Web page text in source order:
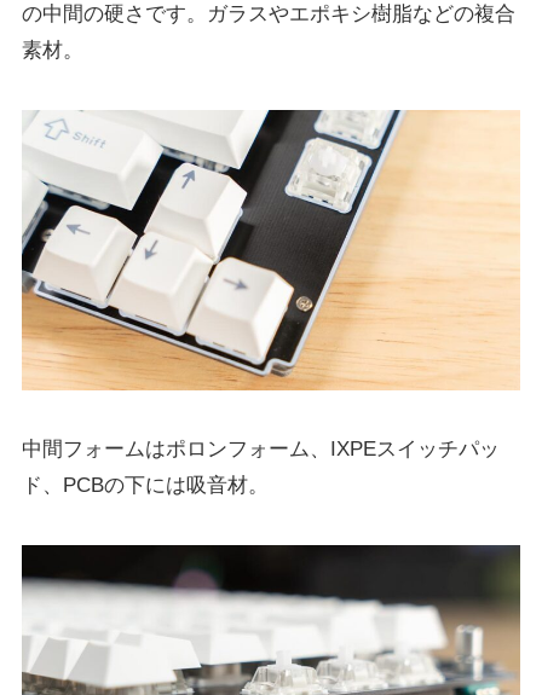
の中間の硬さです。ガラスやエポキシ樹脂などの複合
素材。
中間フォームはポロンフォーム、IXPEスイッチパッ
ド、PCBの下には吸音材。